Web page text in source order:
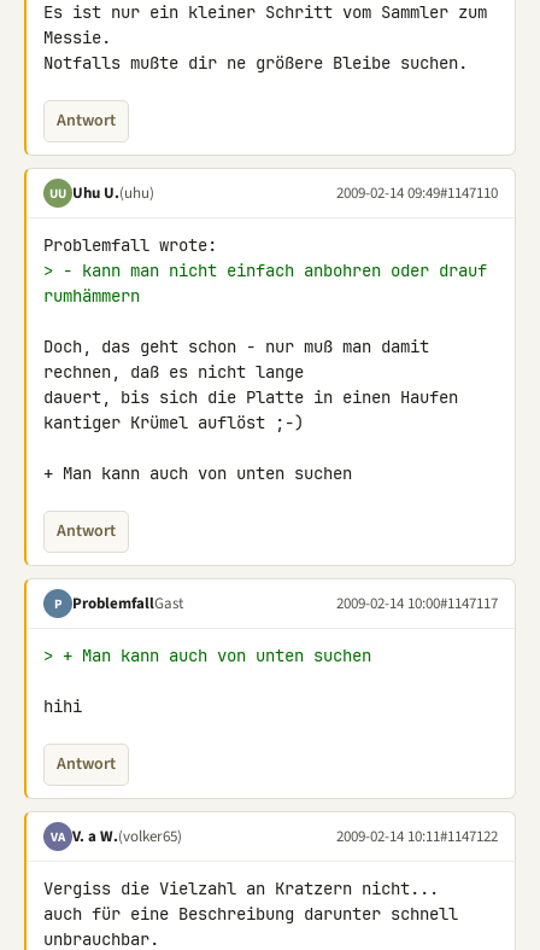
Es ist nur ein kleiner Schritt vom Sammler zum
Messie.
Notfalls mußte dir ne größere Bleibe suchen.
Antwort
UU Uhu U.(uhu) 2009-02-14 09:49#1147110
> - kann man nicht einfach anbohren oder drauf
rumhämmern
Doch, das geht schon - nur muß man damit
rechnen, daß es nicht lange
dauert, bis sich die Platte in einen Haufen
kantiger Krümel auflöst ;-)
+ Man kann auch von unten suchen
Antwort
P ProblemfallGast 2009-02-14 10:00#1147117
> + Man kann auch von unten suchen
hihi
Antwort
VA V. a W.(volker65) 2009-02-14 10:11#1147122
Vergiss die Vielzahl an Kratzern nicht...
auch für eine Beschreibung darunter schnell
unbrauchbar.